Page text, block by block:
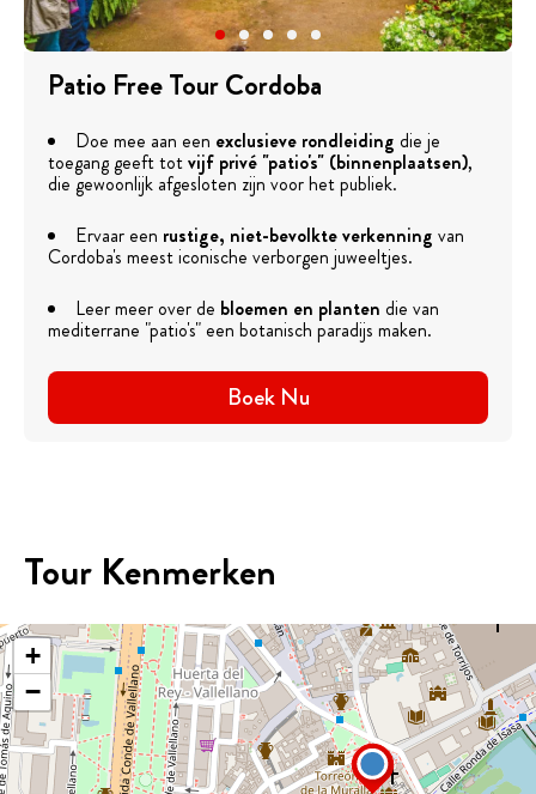
Patio Free Tour Cordoba
Doe mee aan een exclusieve rondleiding die je
toegang geeft totvijf privé "patio's" (binnenplaatsen),
die gewoonlijk afgesloten zijn voor het publiek.
Ervaar een rustige, niet-bevolkte verkenning van
Cordoba's meest iconische verborgen juweeltjes.
Leer meer over de bloemen en planten die van
mediterrane "patio's" een botanisch paradijs maken.
Boek Nu
Tour Kenmerken
+
−